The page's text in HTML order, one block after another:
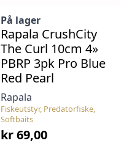
Fiskeutstyr, Predatorfiske,
Softbaits
Rapala
På lager
Rapala CrushCity
The Curl 10cm 4»
PBRP 3pk Pro Blue
Red Pearl
kr69,00